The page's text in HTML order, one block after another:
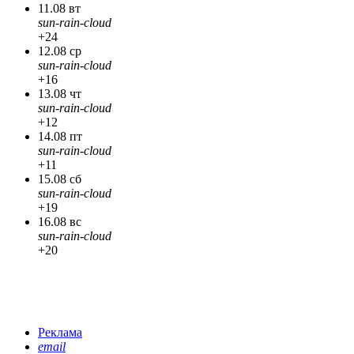
11.08 вт
sun-rain-cloud
+24
12.08 ср
sun-rain-cloud
+16
13.08 чт
sun-rain-cloud
+12
14.08 пт
sun-rain-cloud
+11
15.08 сб
sun-rain-cloud
+19
16.08 вс
sun-rain-cloud
+20
Реклама
email